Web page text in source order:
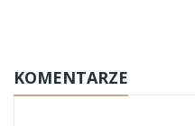
KOMENTARZE